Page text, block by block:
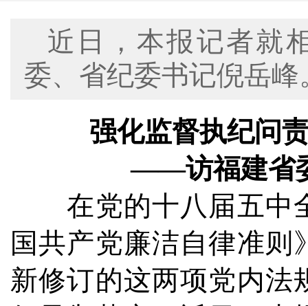
近日，本报记者就
委、省纪委书记倪岳峰
强化监督执纪问
——访福建省
在党的十八届五中
国共产党廉洁自律准
新修订的这两项党内法